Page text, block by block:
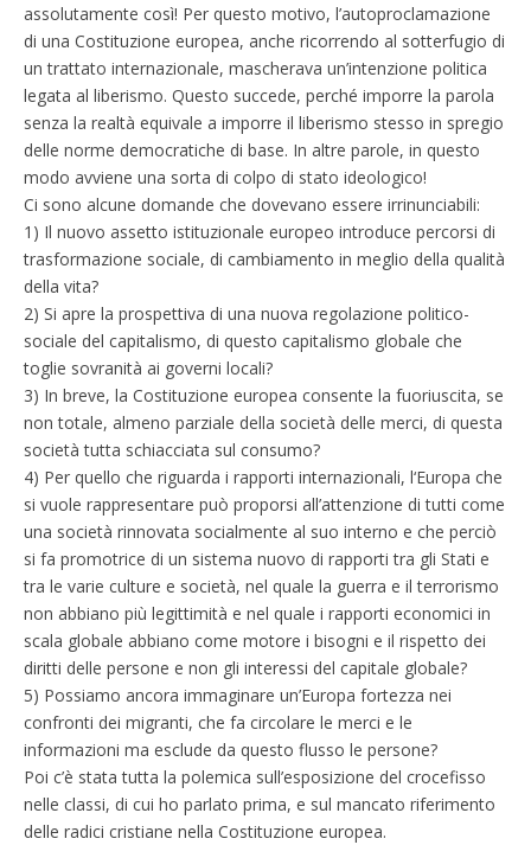
assolutamente così! Per questo motivo, l’autoproclamazione
di una Costituzione europea, anche ricorrendo al sotterfugio di
un trattato internazionale, mascherava un’intenzione politica
legata al liberismo. Questo succede, perché imporre la parola
senza la realtà equivale a imporre il liberismo stesso in spregio
delle norme democratiche di base. In altre parole, in questo
modo avviene una sorta di colpo di stato ideologico!
Ci sono alcune domande che dovevano essere irrinunciabili:
1) Il nuovo assetto istituzionale europeo introduce percorsi di
trasformazione sociale, di cambiamento in meglio della qualità
della vita?
2) Si apre la prospettiva di una nuova regolazione politico-
sociale del capitalismo, di questo capitalismo globale che
toglie sovranità ai governi locali?
3) In breve, la Costituzione europea consente la fuoriuscita, se
non totale, almeno parziale della società delle merci, di questa
società tutta schiacciata sul consumo?
4) Per quello che riguarda i rapporti internazionali, l‘Europa che
si vuole rappresentare può proporsi all’attenzione di tutti come
una società rinnovata socialmente al suo interno e che perciò
si fa promotrice di un sistema nuovo di rapporti tra gli Stati e
tra le varie culture e società, nel quale la guerra e il terrorismo
non abbiano più legittimità e nel quale i rapporti economici in
scala globale abbiano come motore i bisogni e il rispetto dei
diritti delle persone e non gli interessi del capitale globale?
5) Possiamo ancora immaginare un’Europa fortezza nei
confronti dei migranti, che fa circolare le merci e le
informazioni ma esclude da questo flusso le persone?
Poi c’è stata tutta la polemica sull’esposizione del crocefisso
nelle classi, di cui ho parlato prima, e sul mancato riferimento
delle radici cristiane nella Costituzione europea.